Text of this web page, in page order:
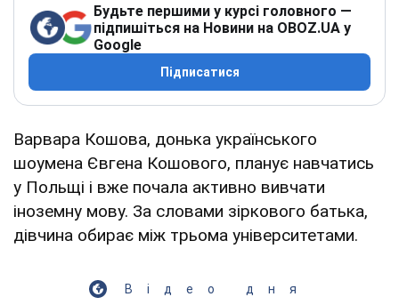
Будьте першими у курсі головного —
підпишіться на Новини на OBOZ.UA у
Google
Підписатися
Варвара Кошова, донька українського
шоумена Євгена Кошового, планує навчатись
у Польщі і вже почала активно вивчати
іноземну мову. За словами зіркового батька,
дівчина обирає між трьома університетами.
Відео дня